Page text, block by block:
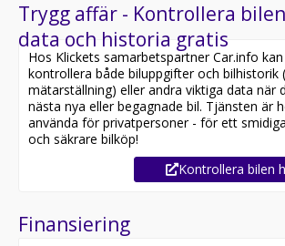
Trygg affär - Kontrollera
data och historia gratis
Hos Klickets samarbetspartner Car.info
kontrollera både biluppgifter och bilhistorik
mätarställning) eller andra viktiga data när
nästa nya eller begagnade bil. Tjänsten är
använda för privatpersoner - för ett
och säkrare bilköp!
Kontrollera bilen
Finansiering